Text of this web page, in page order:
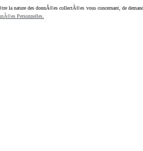
des donnÃ©es collectÃ©es vous concernant, de
Personnelles.